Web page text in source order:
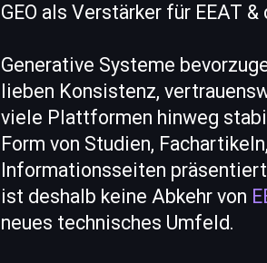
GEO als Verstärker für EEAT
Generative Systeme
lieben Konsistenz,
viele Plattformen hinweg
Form von Studien,
Informationsseiten
ist deshalb keine Abkehr von
neues technisches Umfeld.